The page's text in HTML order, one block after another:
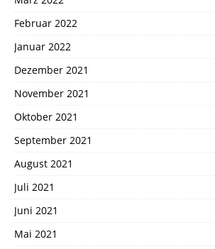
Februar 2022
Januar 2022
Dezember 2021
November 2021
Oktober 2021
September 2021
August 2021
Juli 2021
Juni 2021
Mai 2021